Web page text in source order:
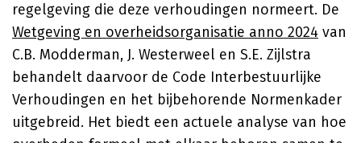
regelgeving die deze verhoudingen normeert. De
Wetgeving en overheidsorganisatie anno 2024 van
C.B. Modderman, J. Westerweel en S.E. Zijlstra
behandelt daarvoor de Code Interbestuurlijke
Verhoudingen en het bijbehorende Normenkader
uitgebreid. Het biedt een actuele analyse van hoe